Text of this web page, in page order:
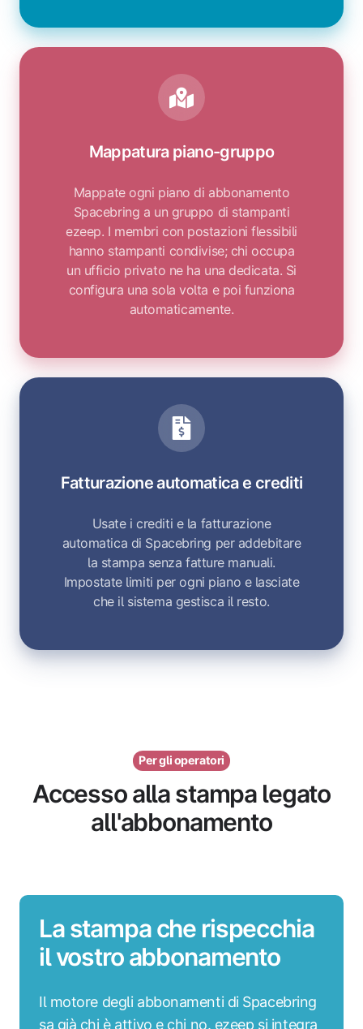
Mappatura piano-gruppo
Mappate ogni piano di abbonamento
Spacebring a un gruppo di stampanti
ezeep. I membri con postazioni flessibili
hanno stampanti condivise; chi occupa
un ufficio privato ne ha una dedicata. Si
configura una sola volta e poi funziona
automaticamente.
Fatturazione automatica e crediti
Usate i crediti e la fatturazione
automatica di Spacebring per addebitare
la stampa senza fatture manuali.
Impostate limiti per ogni piano e lasciate
che il sistema gestisca il resto.
Per gli operatori
Accesso alla stampa legato
all'abbonamento
La stampa che rispecchia
il vostro abbonamento
Il motore degli abbonamenti di Spacebring
sa già chi è attivo e chi no. ezeep si integra